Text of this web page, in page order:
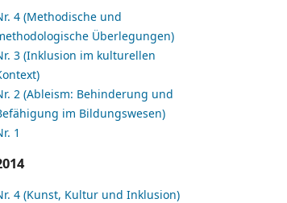
4 (Methodische und
Überlegungen)
3 (Inklusion im kulturellen
2 (Ableism: Behinderung und
im Bildungswesen)
1
4 (Kunst, Kultur und Inklusion)